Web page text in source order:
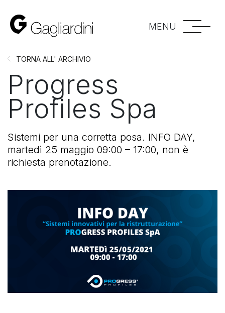
MENU
TORNA ALL' ARCHIVIO
Progress
Profiles Spa
Sistemi per una corretta posa. INFO DAY,
martedì 25 maggio 09:00 – 17:00, non è
richiesta prenotazione.